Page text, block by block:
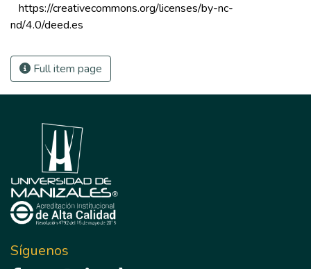
https://creativecommons.org/licenses/by-nc-
nd/4.0/deed.es
Full item page
Síguenos